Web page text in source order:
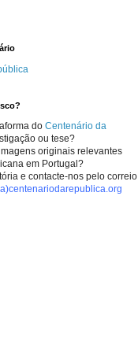
do Centenário da
ou tese?
originais relevantes
em Portugal?
e contacte-nos pelo correio